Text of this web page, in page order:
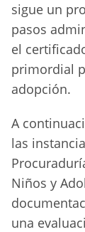
sigue un
pasos
el
primordial
adopción.
A
las
Niños y
una